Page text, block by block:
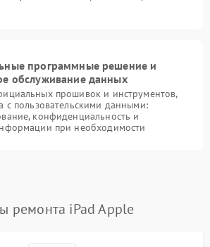
программные решение и
обслуживание данных
прошивок и инструментов,
с пользовательскими данными:
конфиденциальность и
при необходимости
ремонта iPad Apple